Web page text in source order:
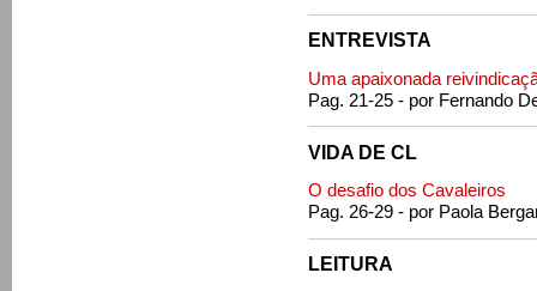
ENTREVISTA
Uma apaixonada
Pag. 21-25 - por Fernando
VIDA DE CL
O desafio dos Cavaleiros
Pag. 26-29 - por Paola
LEITURA